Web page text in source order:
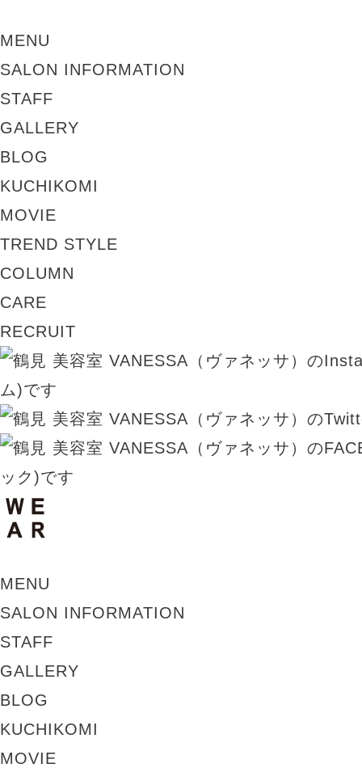
MENU
SALON INFORMATION
STAFF
GALLERY
BLOG
KUCHIKOMI
MOVIE
TREND STYLE
COLUMN
CARE
RECRUIT
MENU
SALON INFORMATION
STAFF
GALLERY
BLOG
KUCHIKOMI
MOVIE